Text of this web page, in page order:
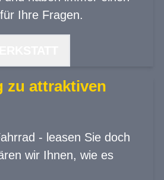
Ihre Fragen.
zu attraktiven
- leasen Sie doch
wir Ihnen, wie es